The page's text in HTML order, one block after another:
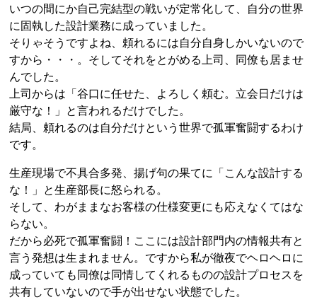
いつの間にか自己完結型の戦いが定常化して、自分の世界
に固執した設計業務に成っていました。
そりゃそうですよね、頼れるには自分自身しかいないので
すから・・・。そしてそれをとがめる上司、同僚も居ませ
んでした。
上司からは「谷口に任せた、よろしく頼む。立会日だけは
厳守な！」と言われるだけでした。
結局、頼れるのは自分だけという世界で孤軍奮闘するわけ
です。
生産現場で不具合多発、揚げ句の果てに「こんな設計する
な！」と生産部長に怒られる。
そして、わがままなお客様の仕様変更にも応えなくてはな
らない。
だから必死で孤軍奮闘！ここには設計部門内の情報共有と
言う発想は生まれません。ですから私が徹夜でヘロヘロに
成っていても同僚は同情してくれるものの設計プロセスを
共有していないので手が出せない状態でした。